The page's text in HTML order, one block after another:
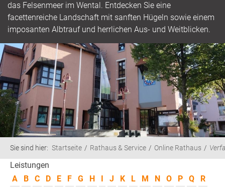
das Felsenmeer im Wental. Entdecken Sie eine
facettenreiche Landschaft mit sanften Hügeln sowie einem
imposanten Albtrauf und herrlichen Aus- und Weitblicken.
Sie sind hier: Startseite Rathaus & Service Online Rathaus
Leistungen
A
B C D E F G H I J K L M N O P Q
R